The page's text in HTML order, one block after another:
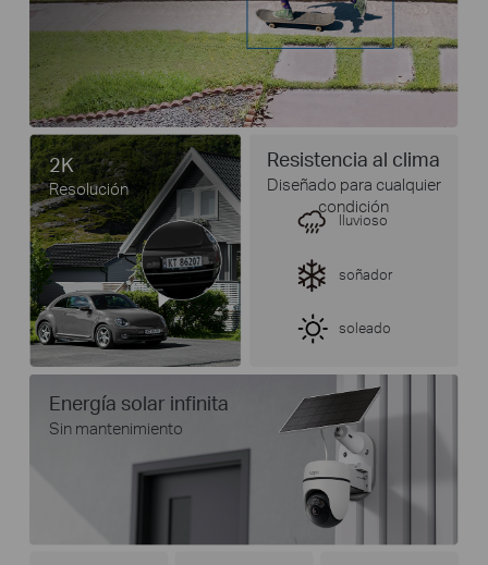
2K
Resolución
Resistencia al clima
Diseñado para cualquier
condición
lluvioso
soñador
soleado
Energía solar infinita
Sin mantenimiento